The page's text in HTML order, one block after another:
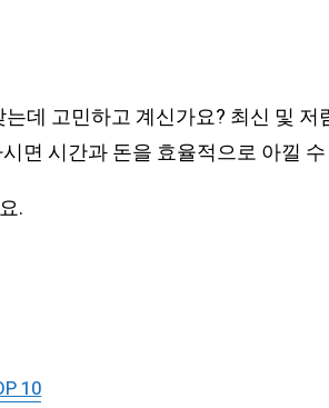
데 고민하고 계신가요? 최신 및
면 시간과 돈을 효율적으로 아낄
.
10